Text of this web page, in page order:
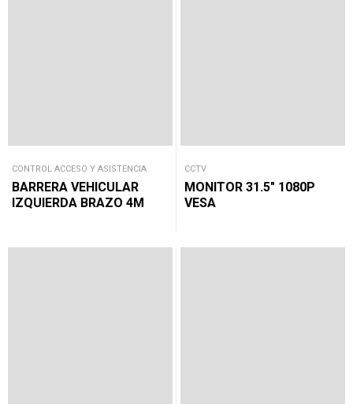
CONTROL ACCESO Y ASISTENCIA
BARRERA VEHICULAR
IZQUIERDA BRAZO 4M
CCTV
MONITOR 31.5″ 1080P
VESA